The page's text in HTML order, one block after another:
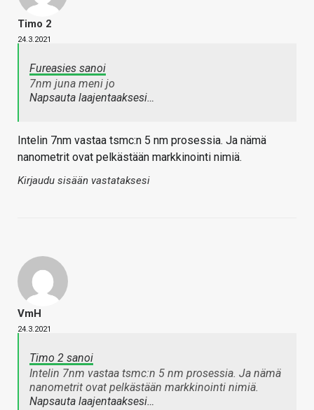
Timo 2
24.3.2021
Fureasies sanoi
7nm juna meni jo
Napsauta laajentaaksesi…
Intelin 7nm vastaa tsmc:n 5 nm prosessia. Ja nämä
nanometrit ovat pelkästään markkinointi nimiä.
Kirjaudu sisään vastataksesi
VmH
24.3.2021
Timo 2 sanoi
Intelin 7nm vastaa tsmc:n 5 nm prosessia. Ja nämä
nanometrit ovat pelkästään markkinointi nimiä.
Napsauta laajentaaksesi…